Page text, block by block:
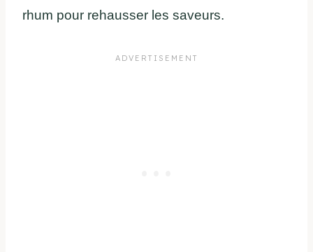
rhum pour rehausser les saveurs.